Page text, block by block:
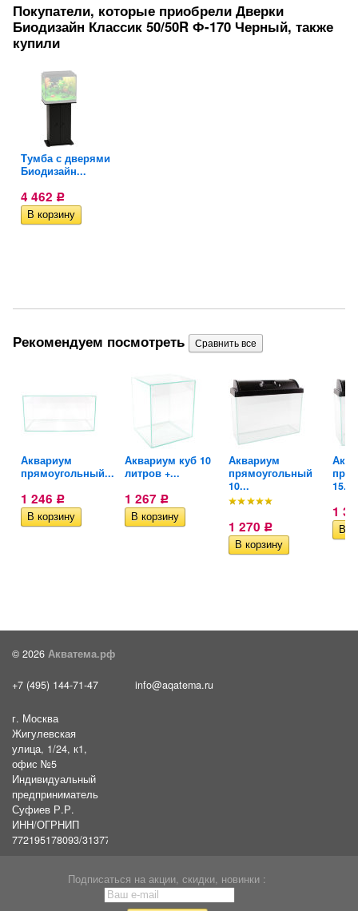
Покупатели, которые приобрели Дверки
Биодизайн Классик 50/50R Ф-170 Черный, также
купили
Тумба с дверями
Биодизайн...
4 462 Р
Рекомендуем посмотреть
Аквариум
прямоугольный...
1 246 Р
Аквариум куб 10
литров +...
1 267 Р
Аквариум
прямоугольный
10...
1 270 Р
15...
1
© 2026 Акватема.рф
+7 (495) 144-71-47 info@aqatema.ru
г. Москва
Жигулевская
улица, 1/24, к1,
офис №5
Индивидуальный
предприниматель
Суфиев Р.Р.
ИНН/ОГРНИП
772195178093/31377461610054
Подписаться на акции, скидки, новинки :